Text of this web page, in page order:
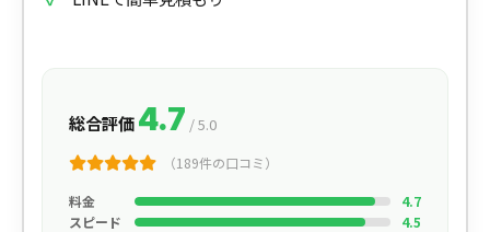
総合評価4.7 / 5.0
（189件の口コミ）
料金
4.7
スピード
4.5